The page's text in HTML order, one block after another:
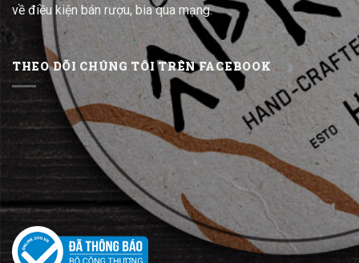
về điều kiện bán rượu, bia qua mạng.
THEO DÕI CHÚNG TÔI TRÊN FACEBOOK